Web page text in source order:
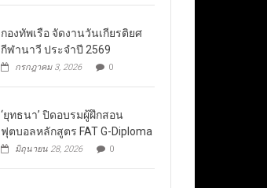
กองทัพเรือ จัดงานวันเกียรติยศ
กีฬานาวี ประจำปี 2569
กรกฎาคม 3, 2026 0
‘ยุทธนา’ ปิดอบรมผู้ฝึกสอน
ฟุตบอลหลักสูตร FAT G-Diploma
มิถุนายน 28, 2026 0